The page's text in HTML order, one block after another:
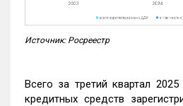
Источник: Росреестр
Всего за третий квартал
кредитных средств